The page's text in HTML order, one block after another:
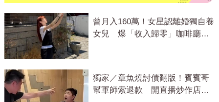
曾月入160萬！女星認離婚獨自養
女兒 爆「收入歸零」咖啡廳打
獨家／章魚燒討債翻版！賓賓哥
幫軍師索退款 開直播炒作店家